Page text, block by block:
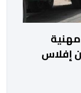
مهنية
إفلاس